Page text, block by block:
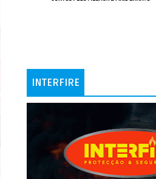
INTERFIRE